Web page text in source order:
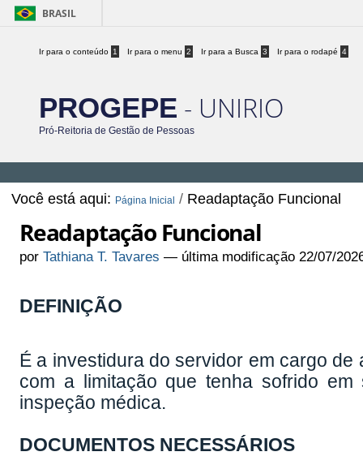
BRASIL
Ir para o conteúdo 1 Ir para o menu 2 Ir para a Busca 3 Ir para o rodapé 4
PROGEPE - UNIRIO
Pró-Reitoria de Gestão de Pessoas
Você está aqui: Página Inicial / Readaptação Funcional
Readaptação Funcional
porTathiana T. Tavares — última modificação 22/07/
DEFINIÇÃO
É a investidura do servidor em cargo
com a limitação que tenha sofrido
inspeção médica.
DOCUMENTOS NECESSÁRIOS